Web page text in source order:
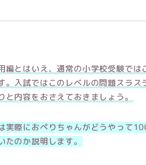
編とはいえ、通常の小学校受験で
。入試ではこのレベルの問題スラ
と内容をおさえておきましょう。
実際におぺりちゃんがどうやって
たのか説明します。